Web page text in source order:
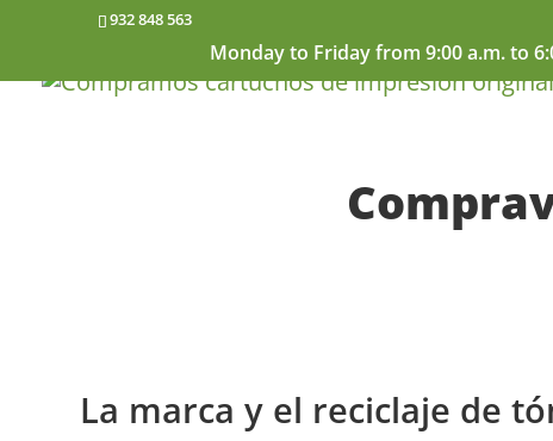
932 848 563
Monday to Friday from 9:00 a.m. to
La marca y el reciclaje de